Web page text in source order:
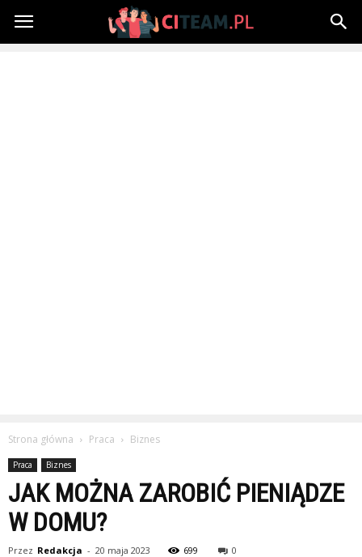
Citeam.pl
Strona główna Praca Biznes
Praca Biznes
JAK MOŻNA ZAROBIĆ PIENIĄDZE
W DOMU?
Przez Redakcja - 20 maja 2023 699 0